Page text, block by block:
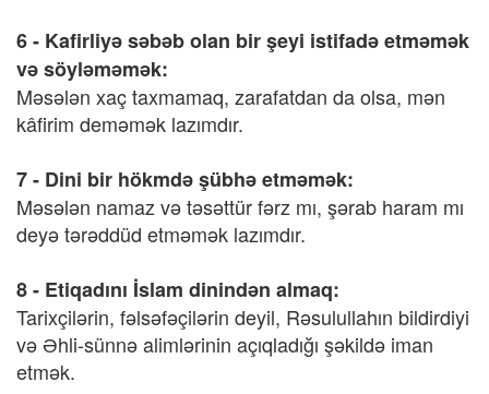
6 - Kafirliyə səbəb olan bir şeyi istifadə etməmək
və söyləməmək:
Məsələn xaç taxmamaq, zarafatdan da olsa, mən
kâfirim deməmək lazımdır.
7 - Dini bir hökmdə şübhə etməmək:
Məsələn namaz və təsəttür fərz mı, şərab haram mı
deyə tərəddüd etməmək lazımdır.
8 - Etiqadını İslam dinindən almaq:
Tarixçilərin, fəlsəfəçilərin deyil, Rəsulullahın bildirdiyi
və Əhli-sünnə alimlərinin açıqladığı şəkildə iman
etmək.